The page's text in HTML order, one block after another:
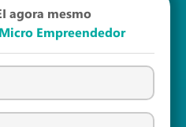
agora mesmo
Empreendedor